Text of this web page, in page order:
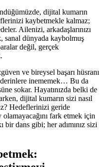
dijital kumarın
kaybetmekle kalmaz;
Ailenizi, arkadaşlarınızı
sanal dünyada kaybolmuş
değil, gerçek
ve bireysel başarı hüsranı
derinlere inememek… Bu da
sokar. Hayatınızda belki de
dijital kumarın sizi nasıl
Hedeflerinizi geride
fark etmek için
bir dans gibi; her adımınız sizi